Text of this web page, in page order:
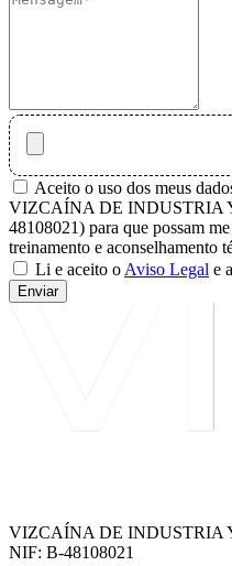
Aceito o uso dos meus
VIZCAÍNA DE INDUSTRIA
48108021) para que possam
treinamento e aconselhamento
Li e aceito o Aviso Legal e a
Enviar
VIZCAÍNA DE INDUSTRIA
NIF: B-48108021